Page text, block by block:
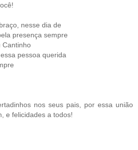
nesse dia de
presença sempre
Cantinho
pessoa querida
nos seus pais, por essa união
e felicidades a todos!